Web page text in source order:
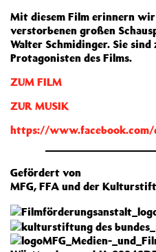
Mit diesem Film erinnern
verstorbenen großen
Walter Schmidinger. Sie sind
Protagonisten des Films.
ZUM FILM
ZUR MUSIK
https://www.facebook.com/
Gefördert von
MFG, FFA und der